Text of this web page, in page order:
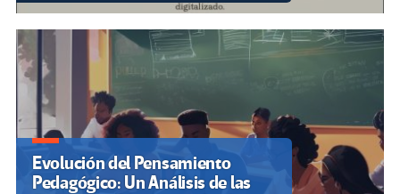
Evolución del Pensamiento
Pedagógico: Un Análisis de las